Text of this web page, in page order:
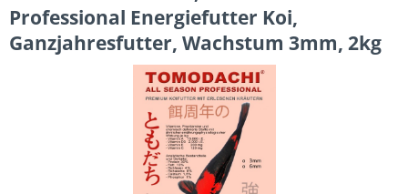
Professional Energiefutter Koi,
Ganzjahresfutter, Wachstum 3mm, 2kg